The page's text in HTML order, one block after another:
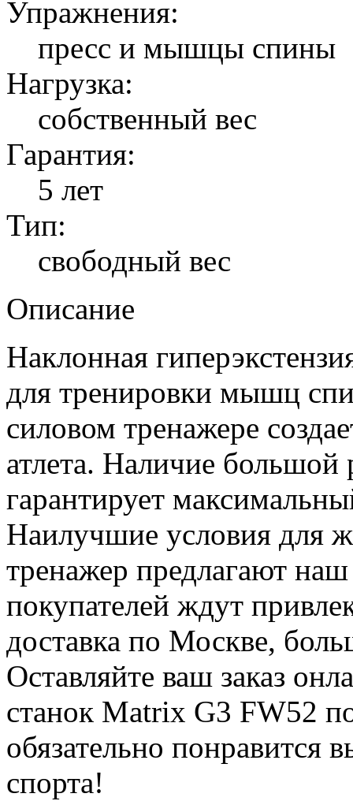
Упражнения:
пресс и мышцы спины
Нагрузка:
собственный вес
Гарантия:
5 лет
Тип:
свободный вес
Описание
Наклонная
для тренировки мышц
силовом тренажере
атлета. Наличие большой
гарантирует
Наилучшие условия для
тренажер предлагают
покупателей ждут
доставка по Москве,
Оставляйте ваш заказ
станок Matrix G3 FW52
обязательно понравится
спорта!